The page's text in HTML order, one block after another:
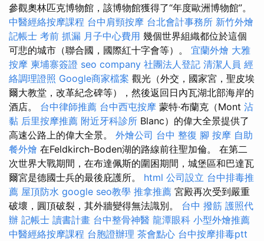
參觀奧林匹克博物館，該博物館獲得了“年度歐洲博物館”。
中醫經絡按摩課程 台中肩頸按摩 台北會計事務所 新竹外燴
記帳士 考前 抓漏 月子中心費用 幾個世界組織都位於這個
可悲的城市（聯合國，國際紅十字會等）。 宜蘭外燴 大雅
按摩 柬埔寨簽證 seo company 社團法人登記 清潔人員 經
絡調理證照 Google商家檔案 觀光（外交，國家宮，聖皮埃
爾大教堂，改革紀念碑等），然後返回日內瓦湖北部海岸的
酒店。 台中律師推薦 台中西屯按摩 蒙特·布蘭克（Mont 沾
黏 后里按摩推薦 附近牙科診所 Blanc）的偉大全景提供了
高速公路上的偉大全景。 外燴公司 台中 整復 腳 按摩 自助
餐外燴 在Feldkirch-Boden湖的路線前往聖加倫。 在第二
次世界大戰期間，在布達佩斯的圍困期間，城堡區和巴達瓦
爾宮是德國士兵的最後庇護所。 html 公司設立 台中排毒推
薦 屋頂防水 google seo教學 推拿推薦 宮殿再次受到嚴重
破壞，圓頂破裂，其外牆變得無法識別。 台中 撥筋 護照代
辦 記帳士 讀書計畫 台中整骨神醫 龍潭眼科 小型外燴推薦
中醫經絡按摩課程 台胞證辦理 茶會點心 台中按摩排毒ptt